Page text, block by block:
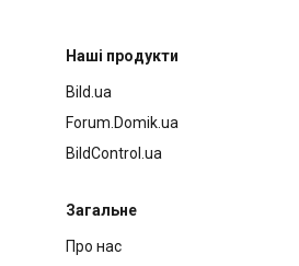
Наші продукти
Bild.ua
Forum.Domik.ua
BildControl.ua
Загальне
Про нас